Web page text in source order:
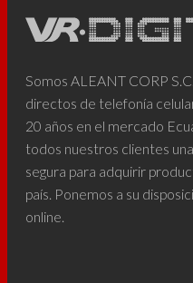
Somos ALEANT CORP
directos de telefonía
20 años en el mercado
todos nuestros clientes
segura para adquirir
país. Ponemos a su
online.